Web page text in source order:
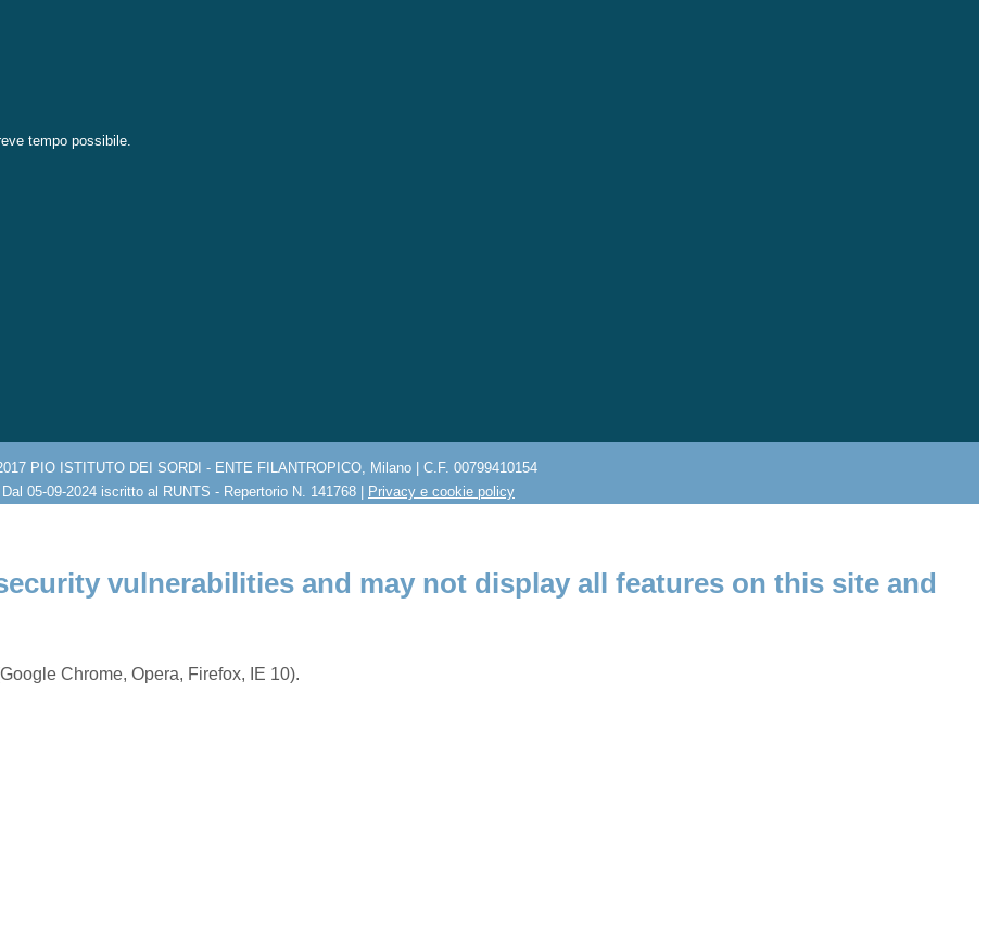
tempo possibile.
PIO ISTITUTO DEI SORDI - ENTE FILANTROPICO, Milano | C.F. 00799410154
Dal 05-09-2024 iscritto al RUNTS - Repertorio N. 141768 | Privacy e cookie policy
vulnerabilities and may not display all features on this site and
Chrome, Opera, Firefox, IE 10).